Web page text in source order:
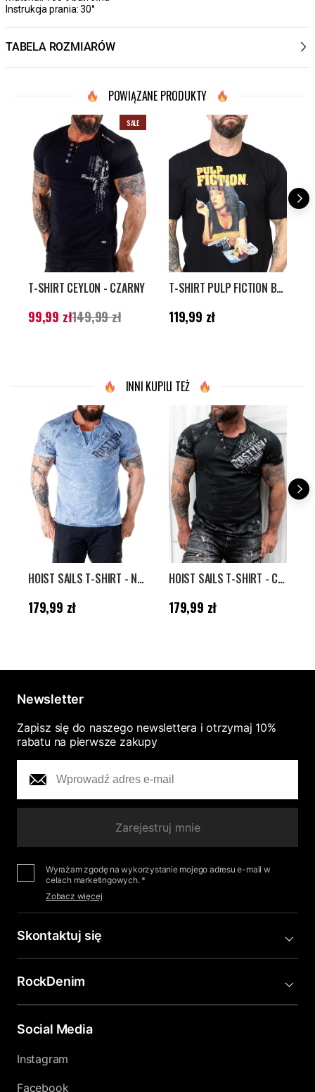
Instrukcja prania: 30°
TABELA ROZMIARÓW
POWIĄZANE PRODUKTY
SALE
T-SHIRT CEYLON - CZARNY
Aktualna cena:
99,99 zł
Poprzednia cena
99,99 zł149,99 zł
T-SHIRT PULP FICTION BABY – CZARNY
Cena :119,99 zł
119,99 zł
INNI KUPILI TEŻ
HOIST SAILS T-SHIRT - NIEBIESKI
Cena :179,99 zł
179,99 zł
HOIST SAILS T-SHIRT - CZARNY
Cena :179,99 zł
179,99 zł
Newsletter
Zapisz się do naszego newslettera i otrzymaj 10%
rabatu na pierwsze zakupy
Zarejestruj mnie
Wyrażam zgodę na wykorzystanie mojego adresu e-mail w
celach marketingowych. *
Zobacz więcej
Skontaktuj się
RockDenim
Social Media
Instagram
Facebook